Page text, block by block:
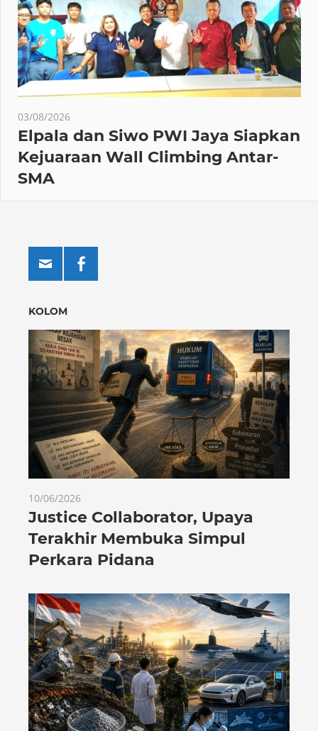
03/08/2026
Elpala dan Siwo PWI Jaya Siapkan
Kejuaraan Wall Climbing Antar-
SMA
KOLOM
10/06/2026
Justice Collaborator, Upaya
Terakhir Membuka Simpul
Perkara Pidana